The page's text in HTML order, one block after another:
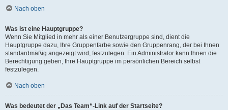
Nach oben
Was ist eine Hauptgruppe?
Wenn Sie Mitglied in mehr als einer Benutzergruppe sind, dient die
Hauptgruppe dazu, Ihre Gruppenfarbe sowie den Gruppenrang, der bei Ihnen
standardmäßig angezeigt wird, festzulegen. Ein Administrator kann Ihnen die
Berechtigung geben, Ihre Hauptgruppe im persönlichen Bereich selbst
festzulegen.
Nach oben
Was bedeutet der „Das Team“-Link auf der Startseite?